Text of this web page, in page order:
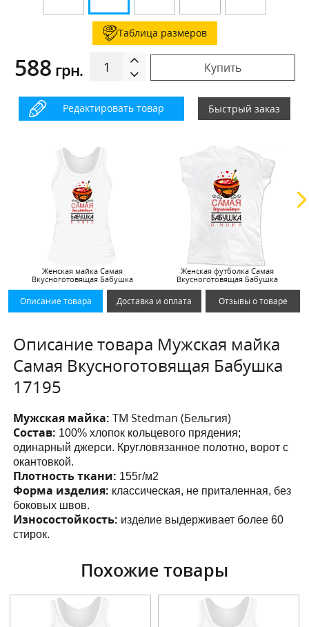
Таблица размеров
588 грн. Купить
Редактировать товар Быстрый заказ
Женская майка Самая
Вкусноготовящая Бабушка
Женская футболка Самая
Вкусноготовящая Бабушка
Описание товара Доставка и оплата Отзывы о товаре
Описание товара Мужская майка
Самая Вкусноготовящая Бабушка
17195
Мужская майка:ТМ Stedman (Бельгия)
Состав: 100% хлопок кольцевого прядения;
одинарный джерси. Кругловязанное полотно, ворот с
окантовкой.
Плотность ткани: 155г/м2
Форма изделия: классическая, не приталенная, без
боковых швов.
Износостойкость: изделие выдерживает более 60
стирок.
Похожие товары